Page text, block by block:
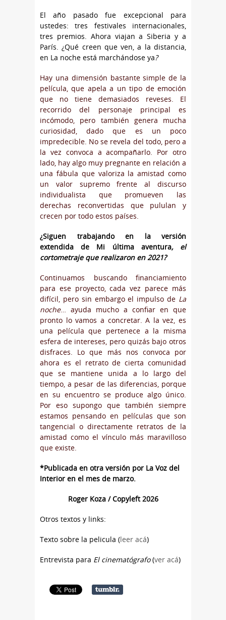
El año pasado fue excepcional para
ustedes: tres festivales internacionales,
tres premios. Ahora viajan a Siberia y a
París. ¿Qué creen que ven, a la distancia,
en La noche está marchándose ya?
Hay una dimensión bastante simple de la
película, que apela a un tipo de emoción
que no tiene demasiados reveses. El
recorrido del personaje principal es
incómodo, pero también genera mucha
curiosidad, dado que es un poco
impredecible. No se revela del todo, pero a
la vez convoca a acompañarlo. Por otro
lado, hay algo muy pregnante en relación a
una fábula que valoriza la amistad como
un valor supremo frente al discurso
individualista que promueven las
derechas reconvertidas que pululan y
crecen por todo estos países.
¿Siguen trabajando en la versión
extendida de Mi última aventura, el
cortometraje que realizaron en 2021?
Continuamos buscando financiamiento
para ese proyecto, cada vez parece más
difícil, pero sin embargo el impulso de La
noche… ayuda mucho a confiar en que
pronto lo vamos a concretar. A la vez, es
una película que pertenece a la misma
esfera de intereses, pero quizás bajo otros
disfraces. Lo que más nos convoca por
ahora es el retrato de cierta comunidad
que se mantiene unida a lo largo del
tiempo, a pesar de las diferencias, porque
en su encuentro se produce algo único.
Por eso supongo que también siempre
estamos pensando en películas que son
tangencial o directamente retratos de la
amistad como el vínculo más maravilloso
que existe.
*Publicada en otra versión por La Voz del
Interior en el mes de marzo.
Roger Koza / Copyleft 2026
Otros textos y links:
Texto sobre la pelicula (leer acá)
Entrevista para El cinematógrafo(ver acá)